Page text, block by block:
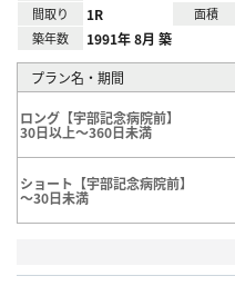
間取り 1R 面積
築年数 1991年 8月 築
プラン名・期間
ロング【宇部記念病院前】
30日以上～360日未満
ショート【宇部記念病院前】
～30日未満